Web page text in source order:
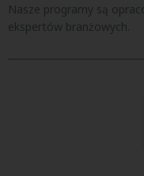
Nasze programy są
ekspertów branżowych.